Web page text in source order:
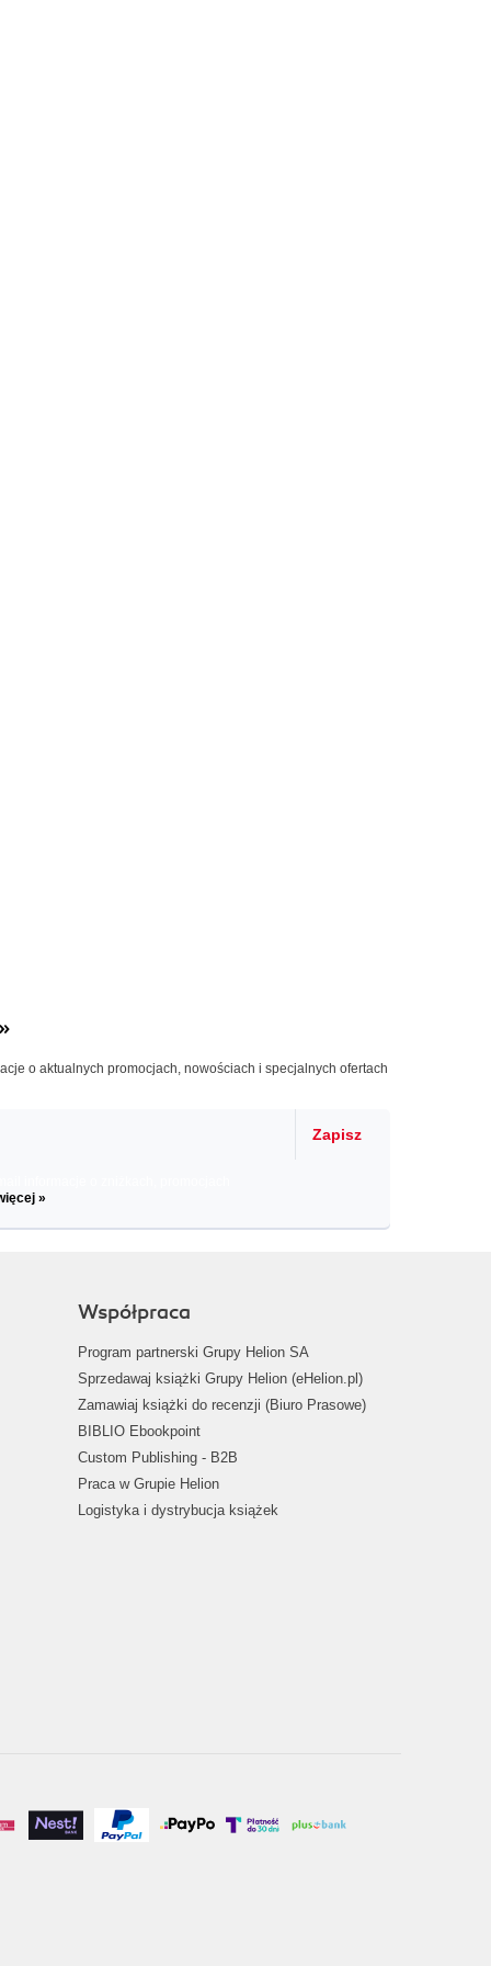
o aktualnych promocjach, nowościach i specjalnych ofertach
Zapisz
»
Współpraca
Program partnerski Grupy Helion SA
Sprzedawaj książki Grupy Helion (eHelion.pl)
Zamawiaj książki do recenzji (Biuro Prasowe)
BIBLIO Ebookpoint
Custom Publishing - B2B
Praca w Grupie Helion
Logistyka i dystrybucja książek